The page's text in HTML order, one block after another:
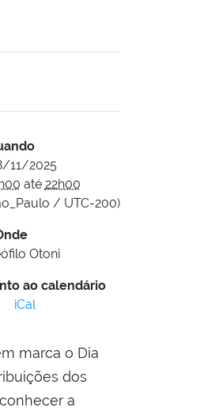
11/2025
até 22h00
/ UTC-200)
Otoni
ao calendário
iCal
marca o Dia
dos
a